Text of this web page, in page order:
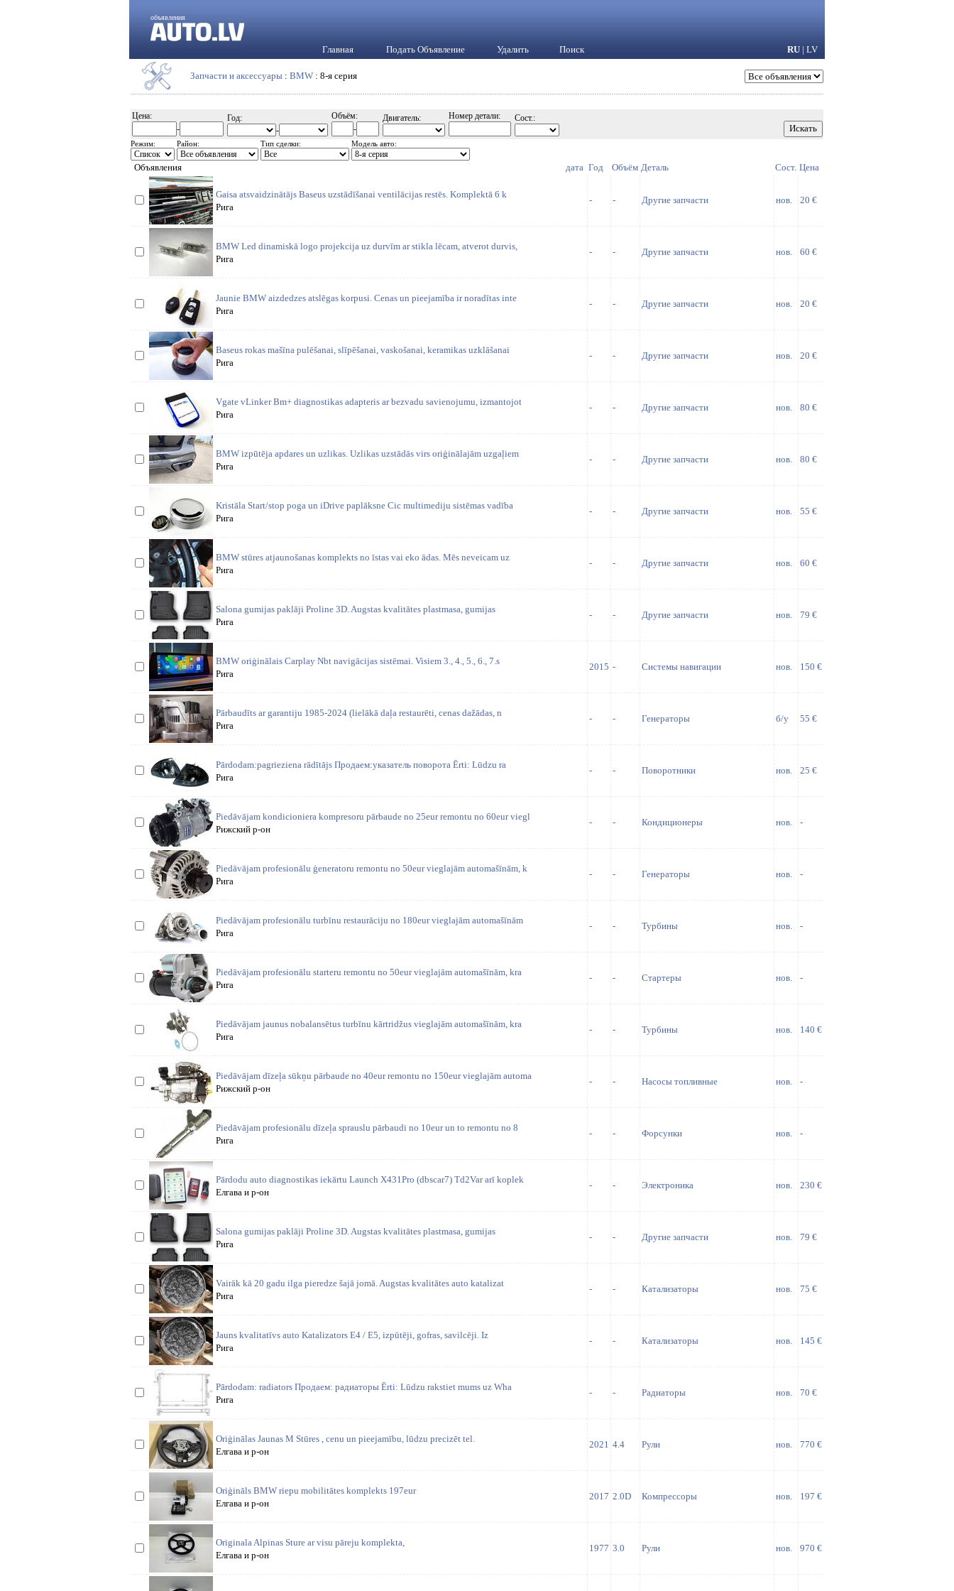
объявления
Главная Подать Объявление Удалить Поиск RU | LV
Запчасти и аксессуары : BMW : 8-я серия
Цена:
-
Год:
-
Объём:
-
Двигатель: Номер детали: Сост.:
Режим: Район: Тип сделки: Модель авто:
Объявления дата Год Объём Деталь Сост. Цена
Gaisa atsvaidzinātājs Baseus uzstādīšanai ventilācijas restēs. Komplektā 6 k
Рига
- - Другие запчасти нов. 20 €
BMW Led dinamiskā logo projekcija uz durvīm ar stikla lēcam, atverot durvis,
Рига
- - Другие запчасти нов. 60 €
Jaunie BMW aizdedzes atslēgas korpusi. Cenas un pieejamība ir noradītas inte
Рига
- - Другие запчасти нов. 20 €
Baseus rokas mašīna pulēšanai, slīpēšanai, vaskošanai, keramikas uzklāšanai
Рига
- - Другие запчасти нов. 20 €
Vgate vLinker Bm+ diagnostikas adapteris ar bezvadu savienojumu, izmantojot
Рига
- - Другие запчасти нов. 80 €
BMW izpūtēja apdares un uzlikas. Uzlikas uzstādās virs oriģinālajām uzgaļiem
Рига
- - Другие запчасти нов. 80 €
Kristāla Start/stop poga un iDrive paplāksne Cic multimediju sistēmas vadība
Рига
- - Другие запчасти нов. 55 €
BMW stūres atjaunošanas komplekts no īstas vai eko ādas. Mēs neveicam uz
Рига
- - Другие запчасти нов. 60 €
Salona gumijas paklāji Proline 3D. Augstas kvalitātes plastmasa, gumijas
Рига
- - Другие запчасти нов. 79 €
BMW oriģinālais Carplay Nbt navigācijas sistēmai. Visiem 3., 4., 5., 6., 7.s
Рига
2015 - Системы навигации нов. 150 €
Pārbaudīts ar garantiju 1985-2024 (lielākā daļa restaurēti, cenas dažādas, n
Рига
- - Генераторы б/у 55 €
Pārdodam:pagrieziena rādītājs Продаем:указатель поворота Ērti: Lūdzu ra
Рига
- - Поворотники нов. 25 €
Piedāvājam kondicioniera kompresoru pārbaude no 25eur remontu no 60eur viegl
Рижский р-он
- - Кондиционеры нов. -
Piedāvājam profesionālu ģeneratoru remontu no 50eur vieglajām automašīnām, k
Рига
- - Генераторы нов. -
Piedāvājam profesionālu turbīnu restaurāciju no 180eur vieglajām automašīnām
Рига
- - Турбины нов. -
Piedāvājam profesionālu starteru remontu no 50eur vieglajām automašīnām, kra
Рига
- - Стартеры нов. -
Piedāvājam jaunus nobalansētus turbīnu kārtridžus vieglajām automašīnām, kra
Рига
- - Турбины нов. 140 €
Piedāvājam dīzeļa sūkņu pārbaude no 40eur remontu no 150eur vieglajām automa
Рижский р-он
- - Насосы топливные нов. -
Piedāvājam profesionālu dīzeļa sprauslu pārbaudi no 10eur un to remontu no 8
Рига
- - Форсунки нов. -
Pārdodu auto diagnostikas iekārtu Launch X431Pro (dbscar7) Td2Var arī koplek
Елгава и р-он
- - Электроника нов. 230 €
Salona gumijas paklāji Proline 3D. Augstas kvalitātes plastmasa, gumijas
Рига
- - Другие запчасти нов. 79 €
Vairāk kā 20 gadu ilga pieredze šajā jomā. Augstas kvalitātes auto katalizat
Рига
- - Катализаторы нов. 75 €
Jauns kvalitatīvs auto Katalizators E4 / E5, izpūtēji, gofras, savilcēji. Iz
Рига
- - Катализаторы нов. 145 €
Pārdodam: radiators Продаем: радиаторы Ērti: Lūdzu rakstiet mums uz Wha
Рига
- - Радиаторы нов. 70 €
Oriģinālas Jaunas M Stūres , cenu un pieejamību, lūdzu precizēt tel.
Елгава и р-он
2021 4.4 Рули нов. 770 €
Oriģināls BMW riepu mobilitātes komplekts 197eur
Елгава и р-он
2017 2.0D Компрессоры нов. 197 €
Originala Alpinas Sture ar visu pāreju komplekta,
Елгава и р-он
1977 3.0 Рули нов. 970 €